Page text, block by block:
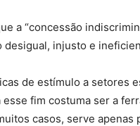
a “concessão
injusto e
de estímulo a setores
fim costuma ser a
casos, serve